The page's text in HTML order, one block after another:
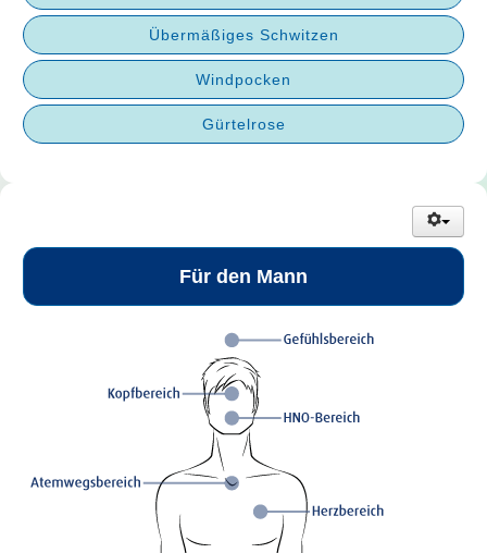
Übermäßiges Schwitzen
Windpocken
Gürtelrose
Für den Mann